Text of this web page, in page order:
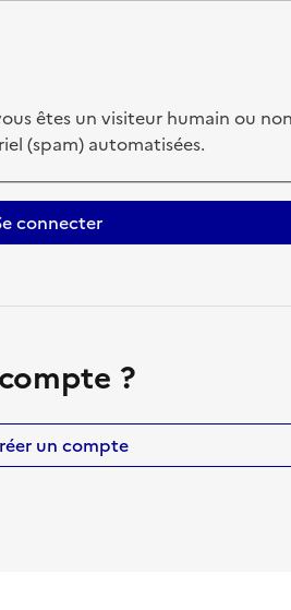
êtes un visiteur humain ou
(spam) automatisées.
connecter
?
un compte